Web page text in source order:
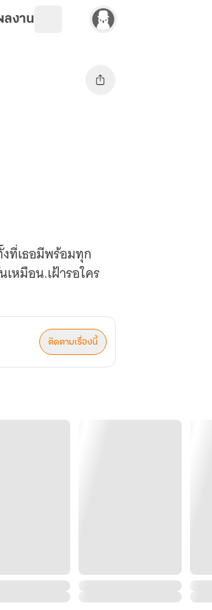
ลงาน
ที่เธอมีพร้อมทุก
หมือน.เฝ้ารอใคร
ติดตามเรื่องนี้